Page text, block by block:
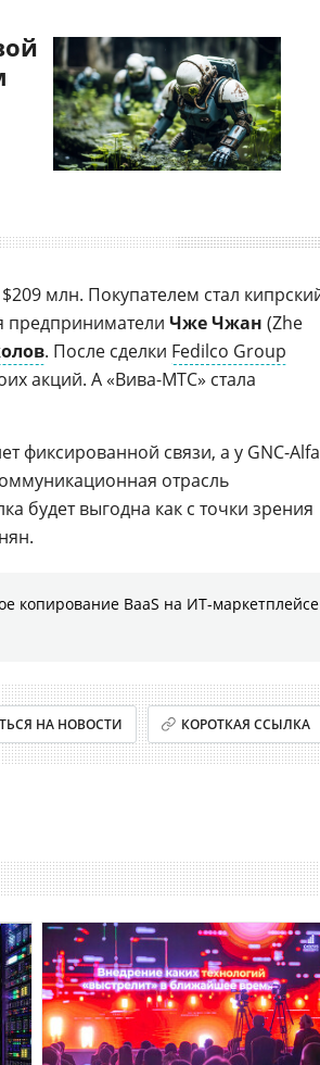
$209 млн. Покупателем стал
предприниматели Чже Чжан (Zhe
. После сделки Fedilco Group
акций. А «Вива-МТС» стала
фиксированной связи, а у GNC-Alfa
отрасль
будет выгодна как с точки зрения
копирование BaaS на ИТ-маркетплейсе
НА НОВОСТИ КОРОТКАЯ ССЫЛКА